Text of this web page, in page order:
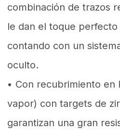
combinación de trazos
le dan el toque perfecto
contando con un
oculto.
• Con recubrimiento en
vapor) con targets de
garantizan una gran